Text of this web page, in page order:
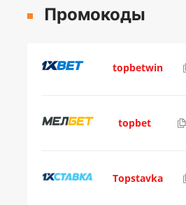
Промокоды
topbetwin
topbet
Topstavka